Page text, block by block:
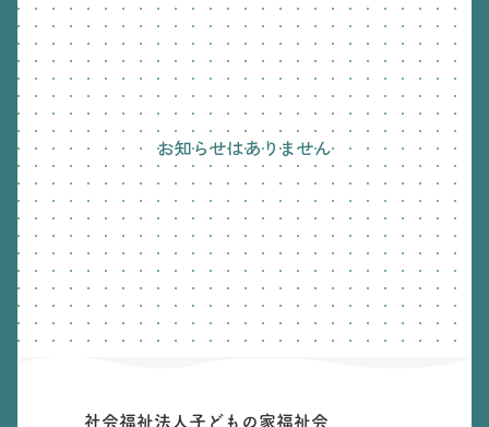
お知らせはありません
社会福祉法人子どもの家福祉会